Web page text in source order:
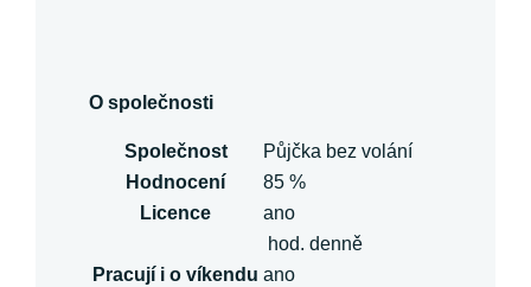
O společnosti
Společnost
Půjčka bez volání
Hodnocení
85 %
Licence
ano
hod. denně
Pracují i o víkendu ano